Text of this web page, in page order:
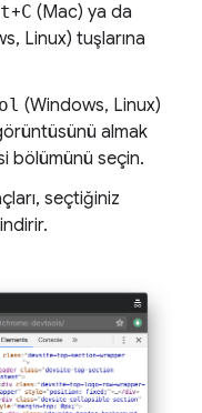
+C (Mac) ya da
Linux) tuşlarına
(Windows, Linux)
almak
bölümünü seçin.
seçtiğiniz